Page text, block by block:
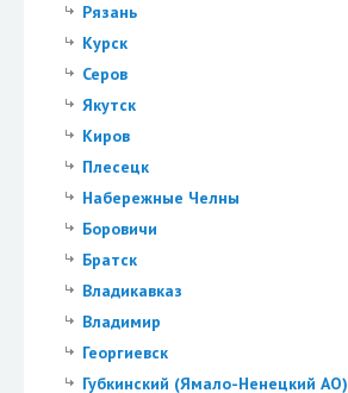
Рязань
Курск
Серов
Якутск
Киров
Плесецк
Набережные Челны
Боровичи
Братск
Владикавказ
Владимир
Георгиевск
Губкинский (Ямало-Ненецкий АО)